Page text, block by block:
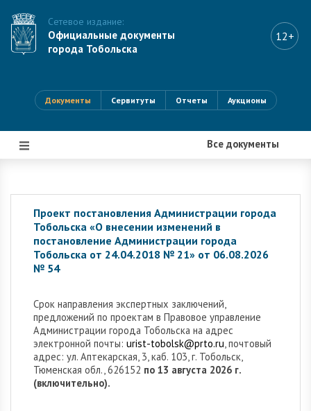
Сетевое издание:
Официальные документы
города Тобольска
12+
Документы Сервитуты Отчеты Аукционы
Все документы
|||
Проект постановления Администрации города
Тобольска «О внесении изменений в
постановление Администрации города
Тобольска от 24.04.2018 № 21» от 06.08.2026
№ 54
Cрок направления экспертных заключений,
предложений по проектам в Правовое управление
Администрации города Тобольска на адрес
электронной почты: urist-tobolsk@prto.ru, почтовый
адрес: ул. Аптекарская, 3, каб. 103, г. Тобольск,
Тюменская обл., 626152 по 13 августа 2026 г.
(включительно).